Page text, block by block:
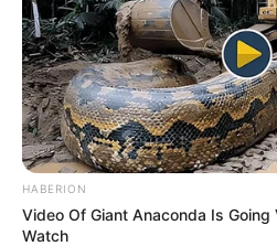
HABERION
Video Of Giant Anaconda Is Going
Watch